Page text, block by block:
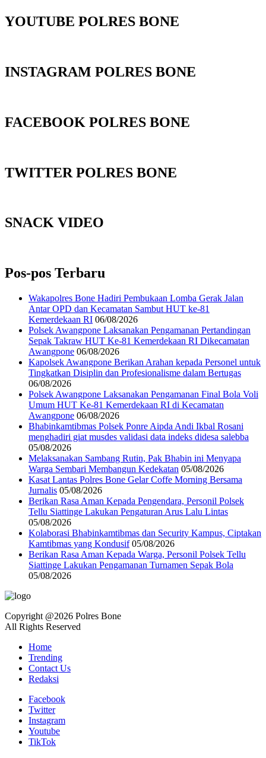
YOUTUBE POLRES BONE
INSTAGRAM POLRES BONE
FACEBOOK POLRES BONE
TWITTER POLRES BONE
SNACK VIDEO
Pos-pos Terbaru
Wakapolres Bone Hadiri Pembukaan Lomba Gerak Jalan
Antar OPD dan Kecamatan Sambut HUT ke-81
Kemerdekaan RI 06/08/2026
Polsek Awangpone Laksanakan Pengamanan Pertandingan
Sepak Takraw HUT Ke-81 Kemerdekaan RI Dikecamatan
Awangpone 06/08/2026
‎Kapolsek Awangpone Berikan Arahan kepada Personel untuk
Tingkatkan Disiplin dan Profesionalisme dalam Bertugas
06/08/2026
‎Polsek Awangpone Laksanakan Pengamanan Final Bola Voli
Umum HUT Ke-81 Kemerdekaan RI di Kecamatan
Awangpone 06/08/2026
Bhabinkamtibmas Polsek Ponre Aipda Andi Ikbal Rosani
menghadiri giat musdes validasi data indeks didesa salebba
05/08/2026
Melaksanakan Sambang Rutin, Pak Bhabin ini Menyapa
Warga Sembari Membangun Kedekatan 05/08/2026
Kasat Lantas Polres Bone Gelar Coffe Morning Bersama
Jurnalis 05/08/2026
Berikan Rasa Aman Kepada Pengendara, Personil Polsek
Tellu Siattinge Lakukan Pengaturan Arus Lalu Lintas
05/08/2026
Kolaborasi Bhabinkamtibmas dan Security Kampus, Ciptakan
Kamtibmas yang Kondusif 05/08/2026
Berikan Rasa Aman Kepada Warga, Personil Polsek Tellu
Siattinge Lakukan Pengamanan Turnamen Sepak Bola
05/08/2026
Copyright @2026 Polres Bone
All Rights Reserved
Home
Trending
Contact Us
Redaksi
Facebook
Twitter
Instagram
Youtube
TikTok